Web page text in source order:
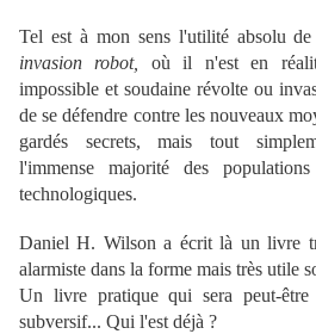
Tel est à mon sens l'utilité absolu
invasion robot,
où il n'est en
impossible et soudaine révolte ou
de se défendre contre les nouveaux
gardés secrets, mais tout
l'immense majorité des
technologiques.
Daniel H. Wilson a écrit là un livre
alarmiste dans la forme mais très utile
Un livre pratique qui sera peut-
subversif... Qui l'est déjà ?